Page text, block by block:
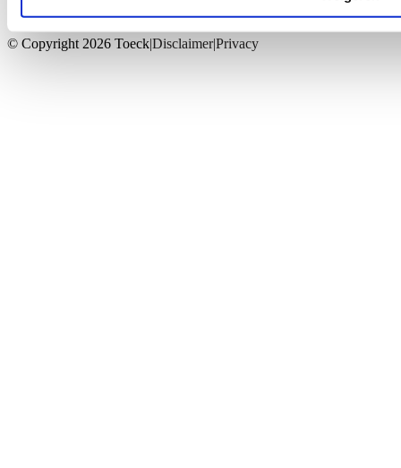
© Copyright 2026 ToeckDisclaimerPrivacy